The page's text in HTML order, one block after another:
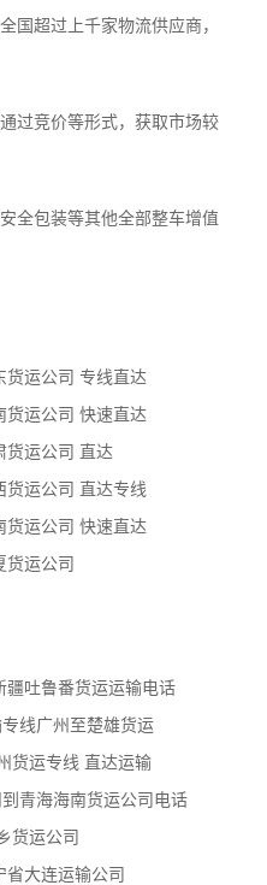
国超过上千家物流供应商，
过竞价等形式，获取市场较
全包装等其他全部整车增值
货运公司 专线直达
货运公司 快速直达
货运公司 直达
货运公司 直达专线
货运公司 快速直达
货运公司
疆吐鲁番货运运输电话
线广州至楚雄货运
货运专线 直达运输
青海海南货运公司电话
货运公司
省大连运输公司